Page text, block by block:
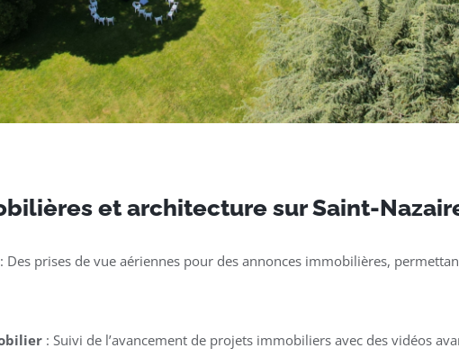
et architecture sur Saint-
Des prises de vue aériennes pour des annonces immobilières,
: Suivi de l’avancement de projets immobiliers avec des vidéos